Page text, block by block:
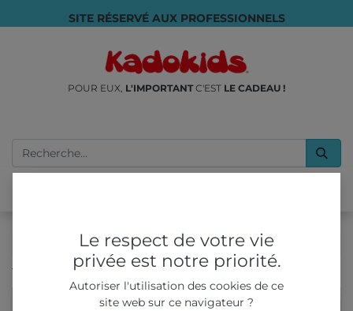
SITE RÉSERVÉ AUX PROFESSIONNELS
POUR EUX, L'IMPORTANTC'EST LE CADEAU !
Tous les produits Tatouages Serpents
Le respect de votre vie
privée est notre priorité.
Autoriser l'utilisation des cookies de ce
site web sur ce navigateur ?